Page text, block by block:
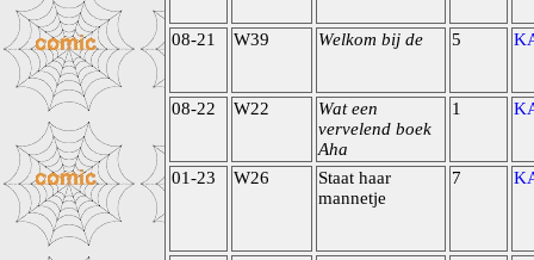
08-21 W39 Welkom bij de 5
08-22 W22
Wat een
vervelend boek
Aha
1
01-23 W26
Staat haar
mannetje
7